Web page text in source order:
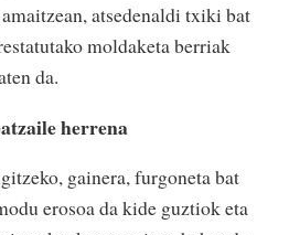
atsedenaldi txiki bat
moldaketa berriak
da.
herrena
gainera, furgoneta bat
erosoa da kide guztiok eta